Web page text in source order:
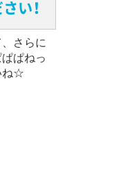
さらに
ぱねっ
ね☆